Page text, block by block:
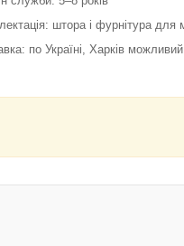
штора і фурнітура для
по Україні, Харків